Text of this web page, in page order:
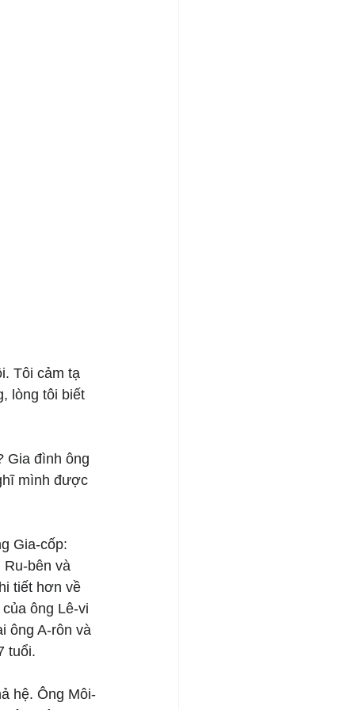
Tôi cảm tạ
lòng tôi biết
Gia đình ông
mình được
Gia-cốp:
Ru-bên và
tiết hơn về
ông Lê-vi
ông A-rôn và
tuổi.
hệ. Ông Môi-